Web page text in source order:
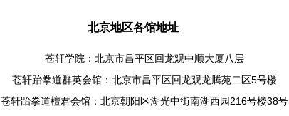
北京地区各馆地址
苍轩学院：北京市昌平区回龙观中顺大厦八层
苍轩跆拳道群英会馆：北京市昌平区回龙观龙腾苑二区5号楼
苍轩跆拳道檀君会馆：北京朝阳区湖光中街南湖西园 216号楼38号